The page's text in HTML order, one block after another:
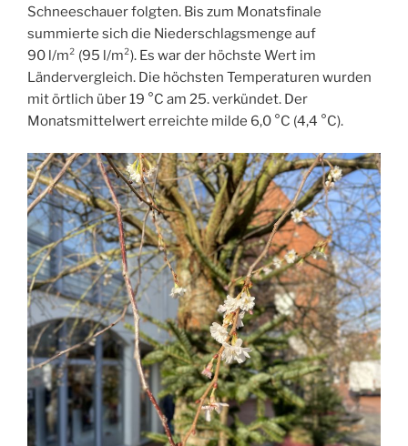
Schneeschauer folgten. Bis zum Monatsfinale
summierte sich die Niederschlagsmenge auf
90 l/m² (95 l/m²). Es war der höchste Wert im
Ländervergleich. Die höchsten Temperaturen wurden
mit örtlich über 19 °C am 25. verkündet. Der
Monatsmittelwert erreichte milde 6,0 °C (4,4 °C).